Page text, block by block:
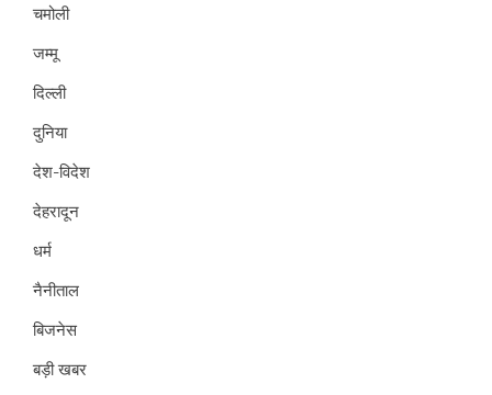
चमोली
जम्मू
दिल्ली
दुनिया
देश-विदेश
देहरादून
धर्म
नैनीताल
बिजनेस
बड़ी खबर